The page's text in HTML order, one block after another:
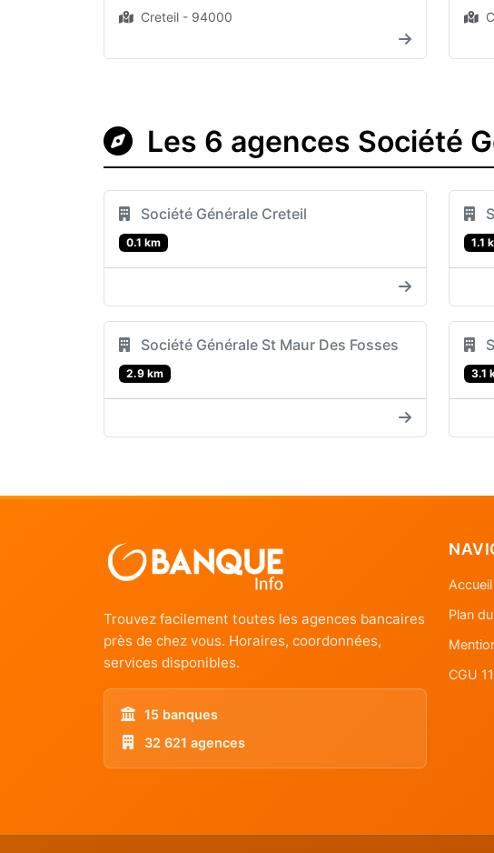
Creteil - 94000
Les 6 agences Société
Société Générale Creteil
0.1 km 1.1
Société Générale St Maur Des Fosses
2.9 km 3.1
Trouvez facilement toutes les agences bancaires
près de chez vous. Horaires, coordonnées,
services disponibles.
15 banques
32 621 agences
Accueil
Plan
CGU